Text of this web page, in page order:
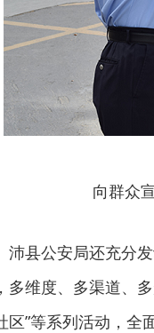
向群众
沛县公安局还充分
多维度、多渠道、
区”等系列活动，全